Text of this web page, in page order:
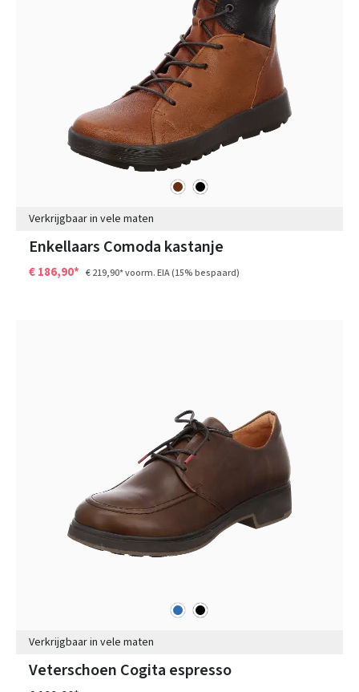
bruinzwart
Verkrijgbaar in vele maten
Enkellaars Comoda kastanje
€ 186,90* € 219,90*voorm. EIA(15% bespaard)
blauwzwart
Verkrijgbaar in vele maten
Veterschoen Cogita espresso